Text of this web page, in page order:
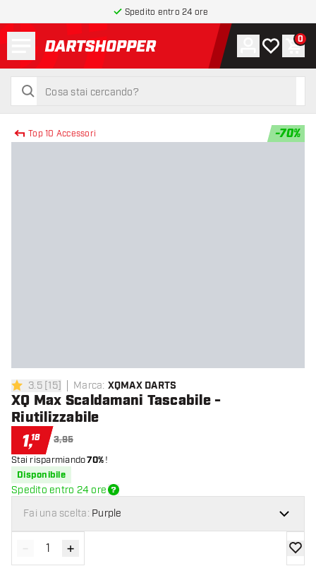
Spedito entro 24 ore
torna alla home page
cerca
cerca
Account
La mia0
Top 10 Accessori -70%
3.5 stelle di valutazione
3.5[15] Marca: XQMAX DARTS
XQ Max Scaldamani Tascabile -
Riutilizzabile
1,18 3,95
Stai risparmiando70%!
Disponibile
Spedito entro 24 ore
Fai una scelta: Purple
Diminuisci quantità
- Aumenta quantità
+